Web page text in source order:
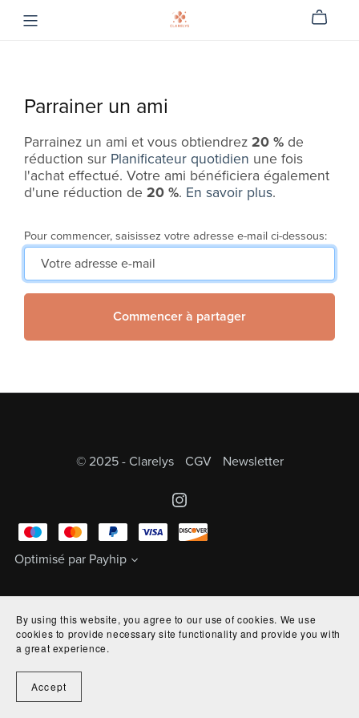
Parrainer un ami
Parrainez un ami et vous obtiendrez 20 % de
réduction sur Planificateur quotidien une fois
l'achat effectué. Votre ami bénéficiera également
d'une réduction de 20 %. En savoir plus.
Pour commencer, saisissez votre adresse e-mail ci-dessous:
Commencer à partager
© 2025 - Clarelys CGV Newsletter
Optimisé par Payhip
By using this website, you agree to our use of cookies. We use
cookies to provide necessary site functionality and provide you with
a great experience.
Accept